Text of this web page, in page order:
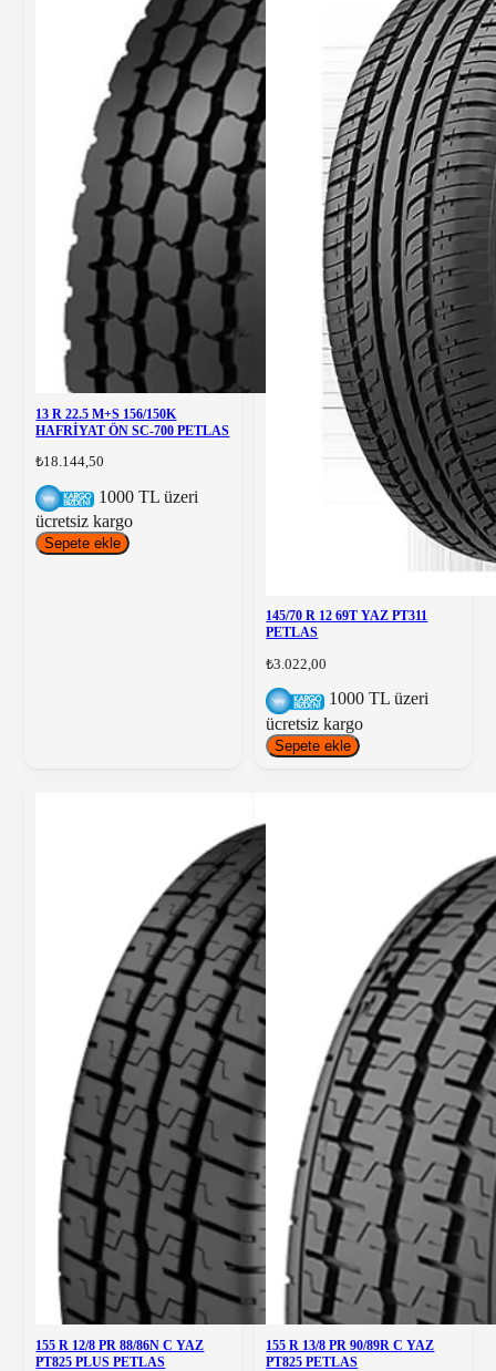
13 R 22.5 M+S 156/150K
HAFRİYAT ÖN SC-700 PETLAS
₺18.144,50
1000 TL üzeri
ücretsiz kargo
Sepete ekle
145/70 R 12 69T YAZ PT311
PETLAS
₺3.022,00
1000 TL üzeri
ücretsiz kargo
Sepete ekle
155 R 12/8 PR 88/86N C YAZ
PT825 PLUS PETLAS
155 R 13/8 PR 90/89R C YAZ
PT825 PETLAS